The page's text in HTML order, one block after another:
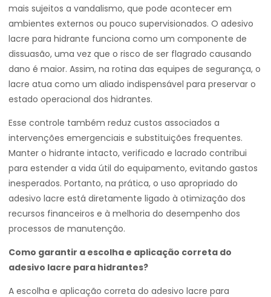
mais sujeitos a vandalismo, que pode acontecer em
ambientes externos ou pouco supervisionados. O adesivo
lacre para hidrante funciona como um componente de
dissuasão, uma vez que o risco de ser flagrado causando
dano é maior. Assim, na rotina das equipes de segurança, o
lacre atua como um aliado indispensável para preservar o
estado operacional dos hidrantes.
Esse controle também reduz custos associados a
intervenções emergenciais e substituições frequentes.
Manter o hidrante intacto, verificado e lacrado contribui
para estender a vida útil do equipamento, evitando gastos
inesperados. Portanto, na prática, o uso apropriado do
adesivo lacre está diretamente ligado à otimização dos
recursos financeiros e à melhoria do desempenho dos
processos de manutenção.
Como garantir a escolha e aplicação correta do
adesivo lacre para hidrantes?
A escolha e aplicação correta do adesivo lacre para